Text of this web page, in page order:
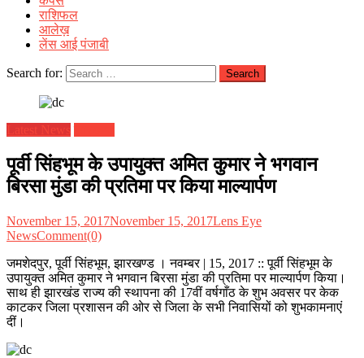
राशिफल
आलेख़
लेंस आई पंजाबी
Search for:
Latest News
पूर्वी सिंहभूम के उपायुक्त अमित कुमार ने भगवान
बिरसा मुंडा की प्रतिमा पर किया माल्यार्पण
November 15, 2017November 15, 2017Lens Eye
NewsComment(0)
जमशेदपुर, पूर्वी सिंहभूम, झारखण्ड । नवम्बर | 15, 2017 :: पूर्वी सिंहभूम के
उपायुक्त अमित कुमार ने भगवान बिरसा मुंडा की प्रतिमा पर माल्यार्पण किया।
साथ ही झारखंड राज्य की स्थापना की 17वीं वर्षगाँठ के शुभ अवसर पर केक
काटकर जिला प्रशासन की ओर से जिला के सभी निवासियों को शुभकामनाएं
दीं।